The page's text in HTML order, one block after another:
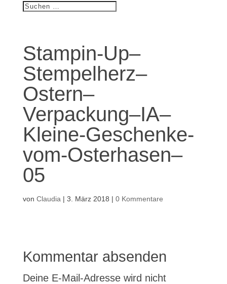
Stampin-Up–
Stempelherz–
Ostern–
Verpackung–IA–
Kleine-Geschenke-
vom-Osterhasen–
05
von Claudia | 3. März 2018 | 0 Kommentare
Kommentar absenden
Deine E-Mail-Adresse wird nicht